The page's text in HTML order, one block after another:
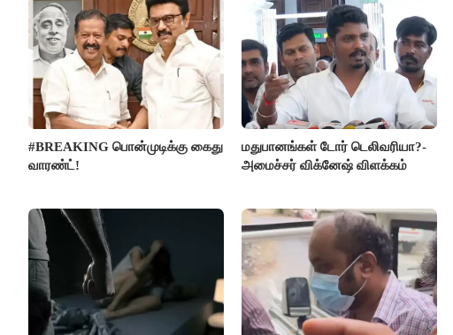
#BREAKING பொன்முடிக்கு கைது
வாரண்ட்!
மதுபானங்கள் டோர் டெலிவரியா?-
அமைச்சர் விக்னேஷ் விளக்கம்